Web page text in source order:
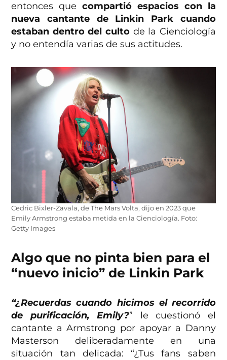
entonces quecompartió espacios con la
nueva cantante de Linkin Park cuando
estaban dentro del culto de la Cienciología
y no entendía varias de sus actitudes.
Cedric Bixler-Zavala, de The Mars Volta, dijo en 2023 que
Emily Armstrong estaba metida en la Cienciología. Foto:
Getty Images
Algo que no pinta bien para el
“nuevo inicio” de Linkin Park
“¿Recuerdas cuando hicimos el recorrido
de purificación, Emily?” le cuestionó el
cantante a Armstrong por apoyar a Danny
Masterson deliberadamente en una
situación tan delicada: “¿Tus fans saben